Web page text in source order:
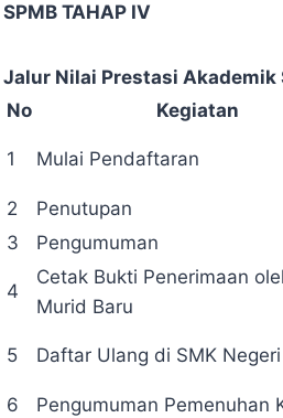
SPMB TAHAP IV
Jalur Nilai Prestasi Akademik
No
Kegiatan
1 Mulai Pendaftaran
2 Penutupan
3
Pengumuman
4
Cetak Bukti Penerimaan
Murid Baru
5 Daftar Ulang di SMK
6
Pengumuman Pemenuhan